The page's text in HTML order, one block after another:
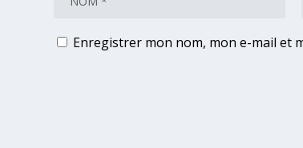
Enregistrer mon nom, mon e-mail et